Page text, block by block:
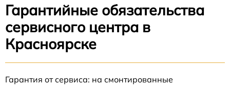
Гарантийные обязательства
сервисного центра в
Красноярске
Гарантия от сервиса: на смонтированные